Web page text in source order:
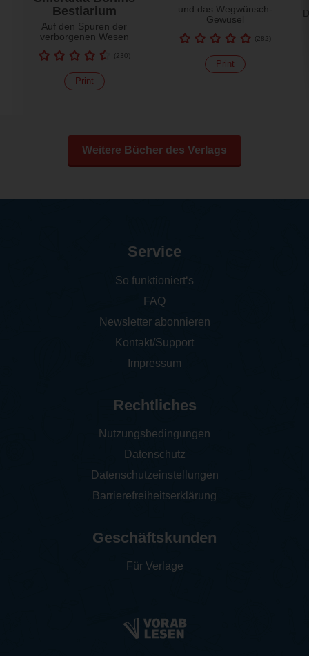
Bestiarium
Auf den Spuren der
verborgenen Wesen
(230)
Print
und das Wegwünsch-
Gewusel
(282)
Print
Weitere Bücher des Verlags
Service
So funktioniert‘s
FAQ
Newsletter abonnieren
Kontakt/Support
Impressum
Rechtliches
Nutzungsbedingungen
Datenschutz
Datenschutzeinstellungen
Barrierefreiheitserklärung
Geschäftskunden
Für Verlage